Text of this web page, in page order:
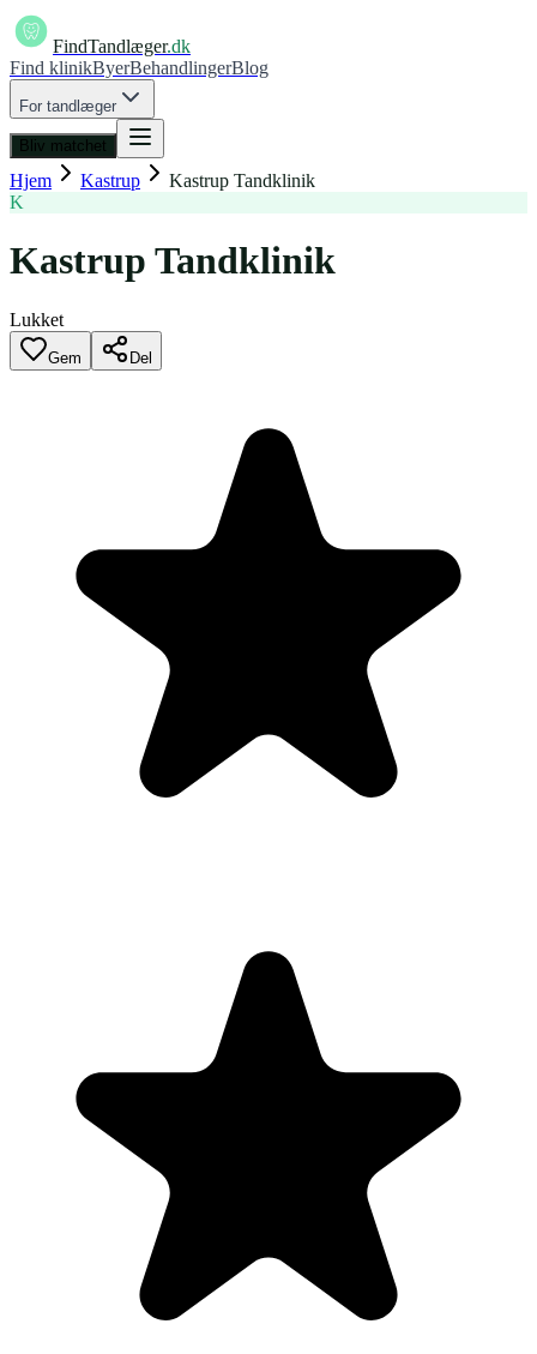
FindTandlæger.dk
Find klinikByerBehandlingerBlog
For tandlæger
Bliv matchet
Hjem Kastrup
Kastrup Tandklinik
K
Kastrup Tandklinik
Lukket
Gem Del